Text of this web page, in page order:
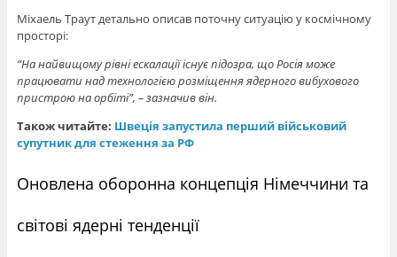
Міхаель Траут детально описав поточну ситуацію у космічному
просторі:
“На найвищому рівні ескалації існує підозра, що Росія може
працювати над технологією розміщення ядерного вибухового
пристрою на орбіті”, – зазначив він.
Також читайте: Швеція запустила перший військовий
супутник для стеження за РФ
Оновлена оборонна концепція Німеччини та
світові ядерні тенденції